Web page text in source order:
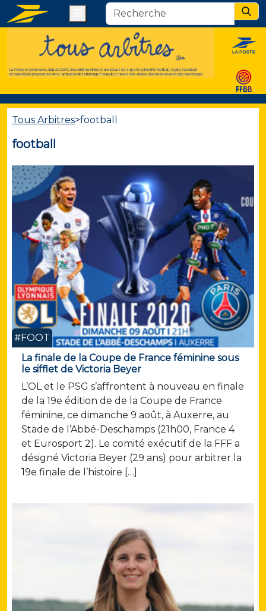
Tous Arbitres>football
football
#FOOT
La finale de la Coupe de France féminine sous
le sifflet de Victoria Beyer
L’OL et le PSG s’affrontent à nouveau en finale
de la 19e édition de de la Coupe de France
féminine, ce dimanche 9 août, à Auxerre, au
Stade de l’Abbé-Deschamps (21h00, France 4
et Eurosport 2). Le comité exécutif de la FFF a
désigné Victoria Beyer (29 ans) pour arbitrer la
19e finale de l’histoire […]